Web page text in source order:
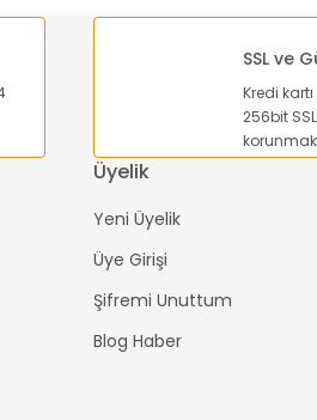
SSL ve
Kredi
256bit
Üyelik
Yeni Üyelik
Üye Girişi
Şifremi Unuttum
Blog Haber